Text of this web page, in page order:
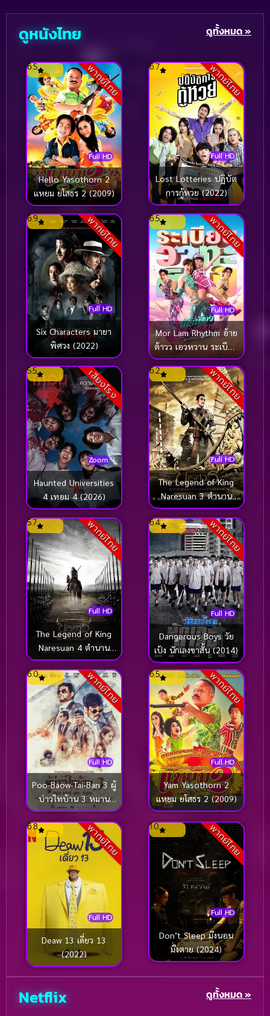
Based on a True Story เรื่องจริง (77)
Betrayal (1)
Biography (3)
Biography ชีวประวัติ(61)
Biography ชีวิตจริง(80)
Black Comedy (16)
Classic คลาสสิค(1)
Classic หนังคลาสสิก(46)
Classic หนังคลาสสิก(268)
Classic หนังคลาสสิก(22)
Comedy คอมเมดี้(1)
Comedy ตลก (1,076)
Comedy ตลก (100)
Comedy ตลกขบขัน(5)
Coming of Age ก้าวผ่านวัย(1)
Coming of Age ก้าวพ้นวัย(2)
Coming of Age วัยรุ่น(1)
Coming-of-Age(5)
Coming-of-age ชีวิตวัยรุ่น(21)
Community (1)
Contemporary ร่วมสมัย(1)
Crime อาชญากรรม(114)
Crime อาชญากรรม(723)
Crime อาชญากากรรม(1)
Cult Film (9)
Culture (15)
Dance เต้น (13)
Dark Comedy ตลกร้าย(11)
DC
Detective (21)
Detective (นักสืบ)(66)
Detective สืบสวน(61)
Disaster
Disney+
2001
1999
1998
1997
1996
1995
1994
1993
1992
1991
1990
1989
1988
1987
1986
1985
1984
1983
1982
1981
1980
1979
1978
1977
1976
1975
1974
1973
1972
1971
1970
1969
1968
1964
1963
1962
1960
1956
1954
1950
1940
ดูหนังไทย ดูทั้งหมด »
พากย์ไทย
Full HD
6.5
Hello Yasothorn 2
แหยม ยโสธร 2 (2009)
พากย์ไทย
Full HD
6.7
Lost Lotteries ปฏิบัต
การกู้หวย (2022)
พากย์ไทย
Full HD
6.9
Six Characters มายา
พิศวง (2022)
พากย์ไทย
Full HD
6.5
Mor Lam Rhythm อ้าย
ต้าวว เอวหวาน ระเบียบ
วาทะศิลป์ (2026)
เสียงโรง
Zoom
5.5
Haunted Universities
4 เทอม 4 (2026)
พากย์ไทย
Full HD
6.2
The Legend of King
Naresuan 3 ตำนาน
สมเด็จพระนเรศวร
มหาราช ภาค 3 ยุทธนา
วี (2011)
พากย์ไทย
Full HD
5.7
The Legend of King
Naresuan 4 ตำนาน
สมเด็จพระนเรศวร
มหาราช ภาค 4 ศึกนันท
บุเรง (2011)
พากย์ไทย
Full HD
6.4
Dangerous Boys วัย
เป้ง นักเลงขาสั้น (2014)
พากย์ไทย
Full HD
6.0
Poo-Baow-Tai-Ban 3 ผู้
บ่าวไทบ้าน 3 หมาน
แอนด์ เดอะ คำผาน
(2018)
พากย์ไทย
Full HD
6.5
Yam Yasothorn 2
แหยม ยโสธร 2 (2009)
พากย์ไทย
Full HD
6.8
Deaw 13 เดี่ยว 13
(2022)
พากย์ไทย
Full HD
1.0
Don’t Sleep มึงนอน
มึงตาย (2024)
Netflix ดูทั้งหมด »